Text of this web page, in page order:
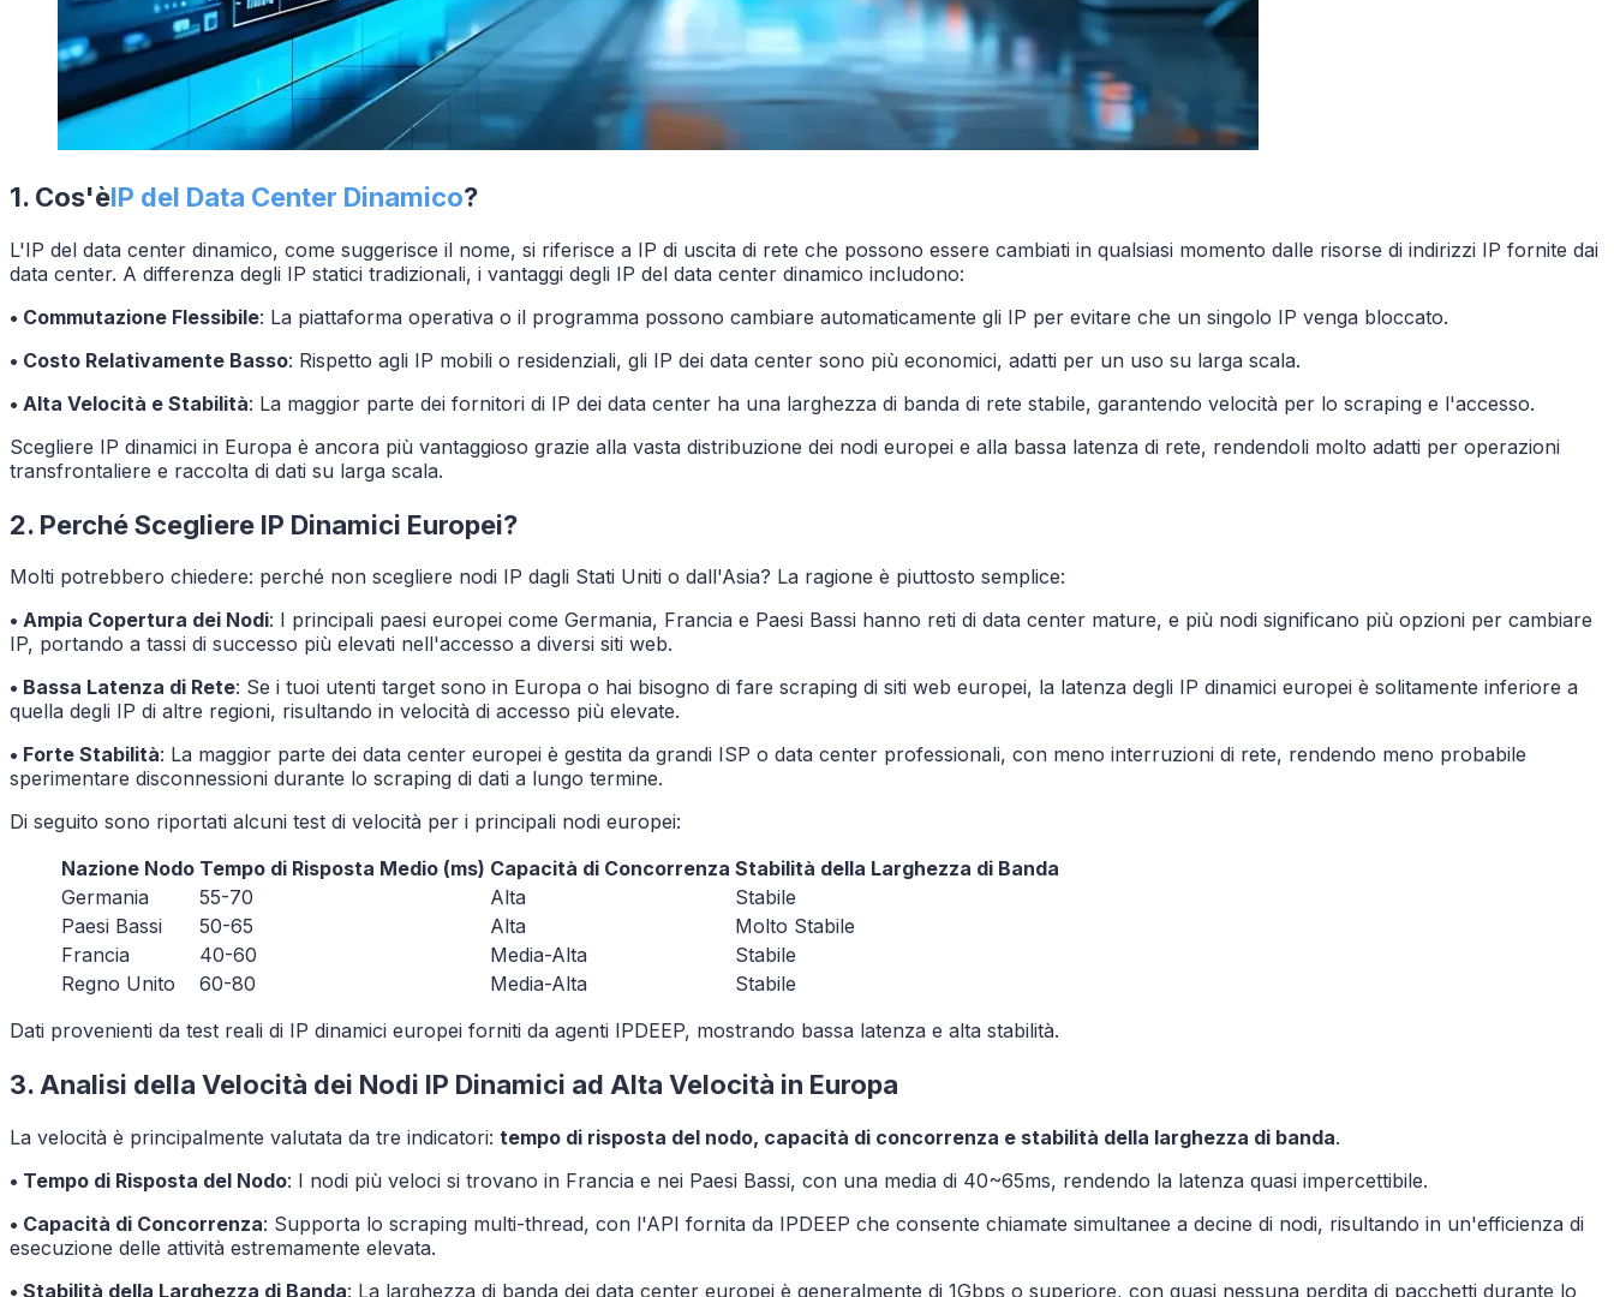
1. Cos'èIP del Data Center Dinamico?
L'IP del data center dinamico, come suggerisce il nome, si riferisce a IP di uscita di rete che possono essere cambiati in qualsiasi momento dalle risorse di indirizzi IP fornite dai
data center. A differenza degli IP statici tradizionali, i vantaggi degli IP del data center dinamico includono:
• Commutazione Flessibile: La piattaforma operativa o il programma possono cambiare automaticamente gli IP per evitare che un singolo IP venga bloccato.
• Costo Relativamente Basso: Rispetto agli IP mobili o residenziali, gli IP dei data center sono più economici, adatti per un uso su larga scala.
• Alta Velocità e Stabilità: La maggior parte dei fornitori di IP dei data center ha una larghezza di banda di rete stabile, garantendo velocità per lo scraping e l'accesso.
Scegliere IP dinamici in Europa è ancora più vantaggioso grazie alla vasta distribuzione dei nodi europei e alla bassa latenza di rete, rendendoli molto adatti per operazioni
transfrontaliere e raccolta di dati su larga scala.
2. Perché Scegliere IP Dinamici Europei?
Molti potrebbero chiedere: perché non scegliere nodi IP dagli Stati Uniti o dall'Asia? La ragione è piuttosto semplice:
• Ampia Copertura dei Nodi: I principali paesi europei come Germania, Francia e Paesi Bassi hanno reti di data center mature, e più nodi significano più opzioni per cambiare
IP, portando a tassi di successo più elevati nell'accesso a diversi siti web.
• Bassa Latenza di Rete: Se i tuoi utenti target sono in Europa o hai bisogno di fare scraping di siti web europei, la latenza degli IP dinamici europei è solitamente inferiore a
quella degli IP di altre regioni, risultando in velocità di accesso più elevate.
• Forte Stabilità: La maggior parte dei data center europei è gestita da grandi ISP o data center professionali, con meno interruzioni di rete, rendendo meno probabile
sperimentare disconnessioni durante lo scraping di dati a lungo termine.
Di seguito sono riportati alcuni test di velocità per i principali nodi europei:
Nazione Nodo Tempo di Risposta Medio (ms) Capacità di Concorrenza Stabilità della Larghezza di Banda
Germania
55-70 Alta
Stabile
Paesi Bassi
50-65 Alta
Molto Stabile
Francia
40-60 Media-Alta
Stabile
Regno Unito
60-80 Media-Alta
Stabile
Dati provenienti da test reali di IP dinamici europei forniti da agenti IPDEEP, mostrando bassa latenza e alta stabilità.
3. Analisi della Velocità dei Nodi IP Dinamici ad Alta Velocità in Europa
La velocità è principalmente valutata da tre indicatori: tempo di risposta del nodo, capacità di concorrenza e stabilità della larghezza di banda.
• Tempo di Risposta del Nodo: I nodi più veloci si trovano in Francia e nei Paesi Bassi, con una media di 40~65ms, rendendo la latenza quasi impercettibile.
• Capacità di Concorrenza: Supporta lo scraping multi-thread, con l'API fornita da IPDEEP che consente chiamate simultanee a decine di nodi, risultando in un'efficienza di
esecuzione delle attività estremamente elevata.
• Stabilità della Larghezza di Banda: La larghezza di banda dei data center europei è generalmente di 1Gbps o superiore, con quasi nessuna perdita di pacchetti durante lo